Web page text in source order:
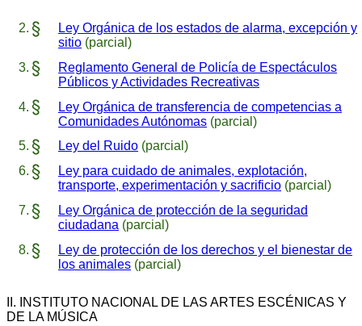
Ley Orgánica de los estados de alarma, excepción y
sitio (parcial)
Reglamento General de Policía de Espectáculos
Públicos y Actividades Recreativas
Ley Orgánica de transferencia de competencias a
Comunidades Autónomas (parcial)
Ley del Ruido (parcial)
Ley para cuidado de animales, explotación,
transporte, experimentación y sacrificio (parcial)
Ley Orgánica de protección de la seguridad
ciudadana (parcial)
Ley de protección de los derechos y el bienestar de
los animales (parcial)
II. INSTITUTO NACIONAL DE LAS ARTES ESCÉNICAS Y
DE LA MÚSICA